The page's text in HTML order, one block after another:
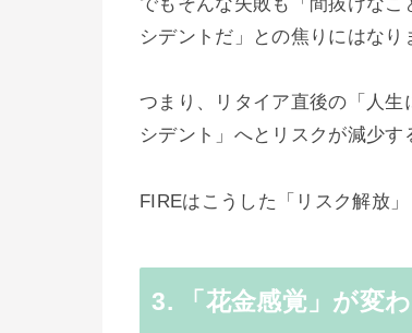
シデントだ」との焦りにはなり
つまり、リタイア直後の「人
シデント」へとリスクが減少す
FIREはこうした「リスク解放
3. 「花金感覚」が変